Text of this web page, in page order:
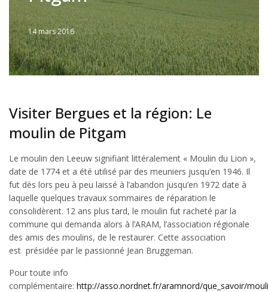
Written
by
Jérémie
14 mars 2016
Visiter Bergues et la région: Le
moulin de Pitgam
Le moulin den Leeuw signifiant littéralement « Moulin du Lion »,
date de 1774 et a été utilisé par des meuniers jusqu’en 1946. Il
fut dès lors peu à peu laissé à l’abandon jusqu’en 1972 date à
laquelle quelques travaux sommaires de réparation le
consolidèrent. 12 ans plus tard, le moulin fut racheté par la
commune qui demanda alors à l’ARAM, l’association régionale
des amis des moulins, de le restaurer. Cette association
est présidée par le passionné Jean Bruggeman.
Pour toute info
complémentaire: http://asso.nordnet.fr/aramnord/que_savoir/